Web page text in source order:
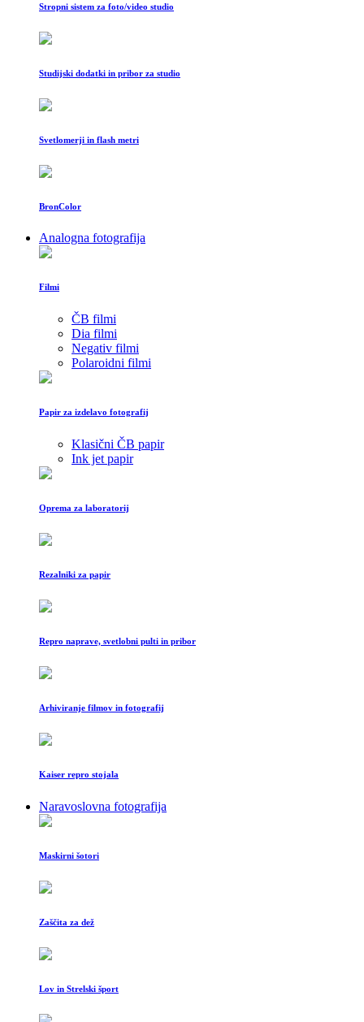
Stropni sistem za foto/video studio
Studijski dodatki in pribor za studio
Svetlomerji in flash metri
BronColor
Analogna fotografija
Filmi
ČB filmi
Dia filmi
Negativ filmi
Polaroidni filmi
Papir za izdelavo fotografij
Klasični ČB papir
Ink jet papir
Oprema za laboratorij
Rezalniki za papir
Repro naprave, svetlobni pulti in pribor
Arhiviranje filmov in fotografij
Kaiser repro stojala
Naravoslovna fotografija
Maskirni šotori
Zaščita za dež
Lov in Strelski šport